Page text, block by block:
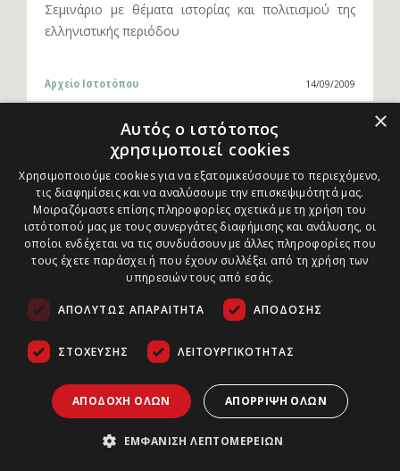
Σεμινάριο με θέματα ιστορίας και πολιτισμού της
ελληνιστικής περιόδου
Αρχείο Ιστοτόπου 14/09/2009
ΣΧΕΤΙΚΑ ΜΕ ΕΜΑΣ
Πλατεία Καρύτση 10, Αθήνα, ΤΚ 105 61, Ελλάδα
Tηλ.: 210 32 28 705
info@arxaiologia.gr
×
Αυτός ο ιστότοπος
χρησιμοποιεί cookies
Χρησιμοποιούμε cookies για να εξατομικεύσουμε το περιεχόμενο,
τις διαφημίσεις και να αναλύσουμε την επισκεψιμότητά μας.
Μοιραζόμαστε επίσης πληροφορίες σχετικά με τη χρήση του
ιστότοπού μας με τους συνεργάτες διαφήμισης και ανάλυσης, οι
οποίοι ενδέχεται να τις συνδυάσουν με άλλες πληροφορίες που
τους έχετε παράσχει ή που έχουν συλλέξει από τη χρήση των
υπηρεσιών τους από εσάς.
ΑΠΟΛΎΤΩΣ ΑΠΑΡΑΊΤΗΤΑ ΑΠΌΔΟΣΗΣ
ΣΤΌΧΕΥΣΗΣ ΛΕΙΤΟΥΡΓΙΚΌΤΗΤΑΣ
ΑΠΟΔΟΧΉ ΌΛΩΝ ΑΠΌΡΡΙΨΗ ΌΛΩΝ
ΕΜΦΆΝΙΣΗ ΛΕΠΤΟΜΕΡΕΙΏΝ